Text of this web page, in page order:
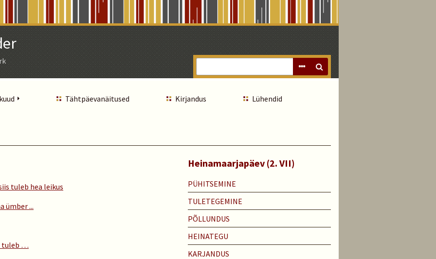
Tähtpäevanäitused Kirjandus Lühendid
tuleb hea leikus
ümber ...
tuleb …
Heinamaarjapäev (2. VII)
PÜHITSEMINE
TULETEGEMINE
PÕLLUNDUS
HEINATEGU
KARJANDUS